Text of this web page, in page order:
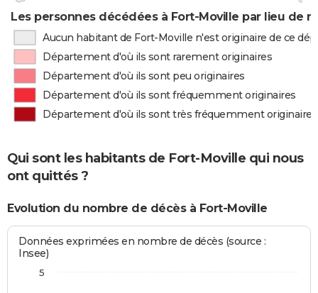
Les personnes décédées à Fort-Moville par lieu de
Aucun habitant de Fort-Moville n'est originaire de ce
Département d'où ils sont rarement originaires
Département d'où ils sont peu originaires
Département d'où ils sont fréquemment originaires
Département d'où ils sont très fréquemment originaires
Qui sont les habitants de Fort-Moville qui nous
ont quittés ?
Evolution du nombre de décès à Fort-Moville
Données exprimées en nombre de décès (source :
Insee)
5